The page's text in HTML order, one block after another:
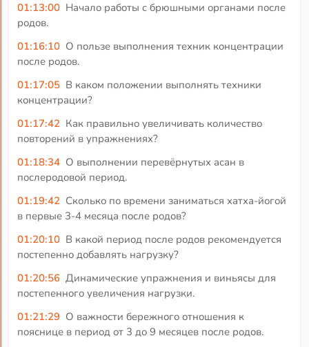
01:13:00 Начало работы с брюшными органами после
родов.
01:16:10 О пользе выполнения техник концентрации
после родов.
01:17:05 В каком положении выполнять техники
концентрации?
01:17:42 Как правильно увеличивать количество
повторений в упражнениях?
01:18:34 О выполнении перевёрнутых асан в
послеродовой период.
01:19:42 Сколько по времени заниматься хатха-йогой
в первые 3-4 месяца после родов?
01:20:10 В какой период после родов рекомендуется
постепенно добавлять нагрузку?
01:20:56 Динамические упражнения и виньясы для
постепенного увеличения нагрузки.
01:21:29 О важности бережного отношения к
пояснице в период от 3 до 9 месяцев после родов.